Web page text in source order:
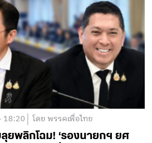
18:20 โดย พรรคเพื่อไทย
ยพลิกโฉม! ‘รองนายกฯ ยศ